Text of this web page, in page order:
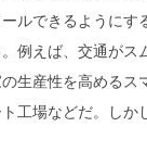
ルできるようにす
例えば、交通がス
生産性を高めるス
工場などだ。しか